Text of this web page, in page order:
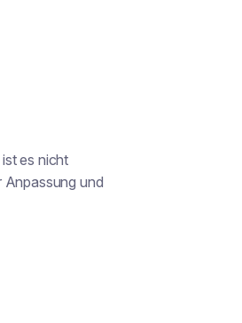
es nicht
und